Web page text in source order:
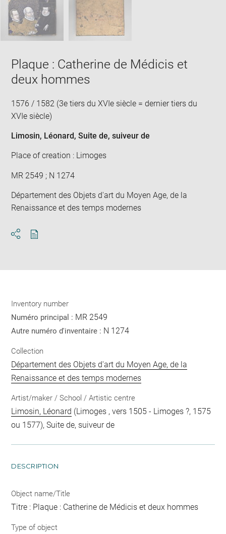
Plaque : Catherine de Médicis et
deux hommes
1576 / 1582 (3e tiers du XVIe siècle = dernier tiers du
XVIe siècle)
Limosin, Léonard, Suite de, suiveur de
Place of creation : Limoges
MR 2549 ; N 1274
Département des Objets d'art du Moyen Age, de la
Renaissance et des temps modernes
Inventory number
Numéro principal : MR 2549
Autre numéro d'inventaire : N 1274
Collection
Département des Objets d'art du Moyen Age, de la
Renaissance et des temps modernes
Artist/maker / School / Artistic centre
Limosin, Léonard (Limoges , vers 1505 - Limoges ?, 1575
ou 1577), Suite de, suiveur de
DESCRIPTION
Object name/Title
Titre : Plaque : Catherine de Médicis et deux hommes
Type of object